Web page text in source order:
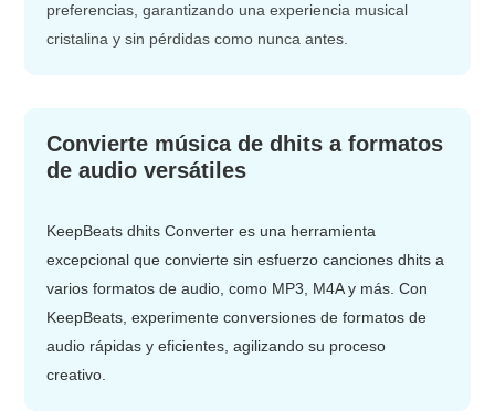
preferencias, garantizando una experiencia musical
cristalina y sin pérdidas como nunca antes.
Convierte música de dhits a formatos
de audio versátiles
KeepBeats dhits Converter es una herramienta
excepcional que convierte sin esfuerzo canciones dhits a
varios formatos de audio, como MP3, M4A y más. Con
KeepBeats, experimente conversiones de formatos de
audio rápidas y eficientes, agilizando su proceso
creativo.